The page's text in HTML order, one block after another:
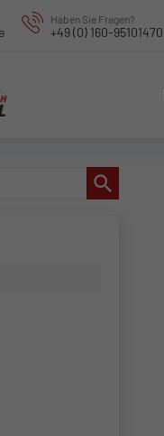
Haben Sie Fragen?
+49 (0) 160-95101470